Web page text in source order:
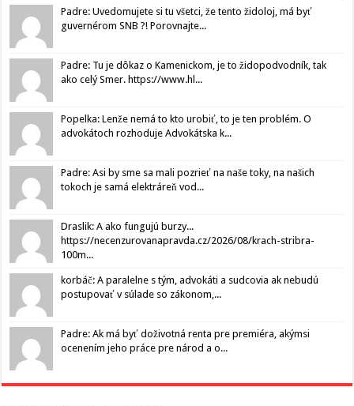
Padre: Uvedomujete si tu všetci, že tento židoloj, má byť
guvernérom SNB ?! Porovnajte...
Padre: Tu je dôkaz o Kamenickom, je to židopodvodník, tak
ako celý Smer. https://www.hl...
Popelka: Lenže nemá to kto urobiť, to je ten problém. O
advokátoch rozhoduje Advokátska k...
Padre: Asi by sme sa mali pozrieť na naše toky, na našich
tokoch je samá elektráreň vod...
Draslik: A ako fungujú burzy...
https://necenzurovanapravda.cz/2026/08/krach-stribra-
100m...
korbáč: A paralelne s tým, advokáti a sudcovia ak nebudú
postupovať v súlade so zákonom,...
Padre: Ak má byť doživotná renta pre premiéra, akýmsi
ocenením jeho práce pre národ a o...